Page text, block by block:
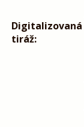
Digitalizovaná
tiráž: